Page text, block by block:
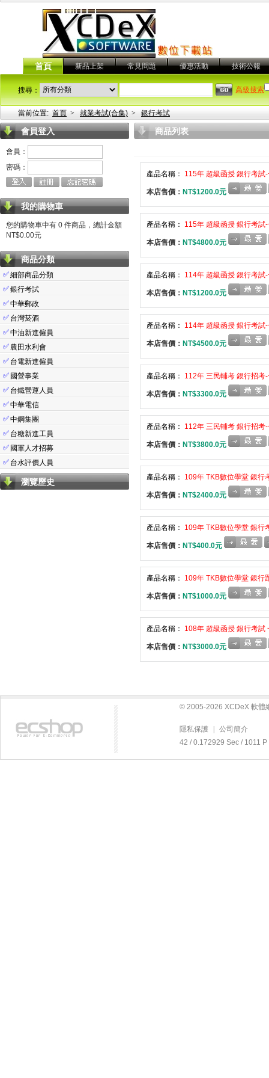
首頁 新品上架 常見問題 優惠活動 技術公報
搜尋： 高級搜索
當前位置: 首頁 > 就業考試(合集) > 銀行考試
會員登入
會員：
密碼：
我的購物車
您的購物車中有 0 件商品，總計金額
NT$0.00元
商品分類
✅細部商品分類
✅銀行考試
✅中華郵政
✅ 台灣菸酒
✅中油新進僱員
✅ 農田水利會
✅ 台電新進僱員
✅ 國營事業
✅ 台鐵營運人員
✅中華電信
✅中鋼集團
✅ 台糖新進工員
✅ 國軍人才招募
✅ 台水評價人員
瀏覽歷史
商品列表
產品名稱： 115年 超級函授 銀行考
本店售價： NT$1200.0元
產品名稱： 115年 超級函授 銀行考
本店售價： NT$4800.0元
產品名稱： 114年 超級函授 銀行考
本店售價： NT$1200.0元
產品名稱： 114年 超級函授 銀行考
本店售價： NT$4500.0元
產品名稱： 112年 三民輔考 銀行招
本店售價： NT$3300.0元
產品名稱： 112年 三民輔考 銀行招
本店售價： NT$3800.0元
產品名稱： 109年 TKB數位學堂 銀
本店售價： NT$2400.0元
產品名稱： 109年 TKB數位學堂 銀
本店售價： NT$400.0元
產品名稱： 109年 TKB數位學堂 銀
本店售價： NT$1000.0元
產品名稱： 108年 超級函授 銀行考
本店售價： NT$3000.0元
© 2005-2026 XCDeX 軟體
隱私保護
公司簡介
42 / 0.172929 Sec / 1011